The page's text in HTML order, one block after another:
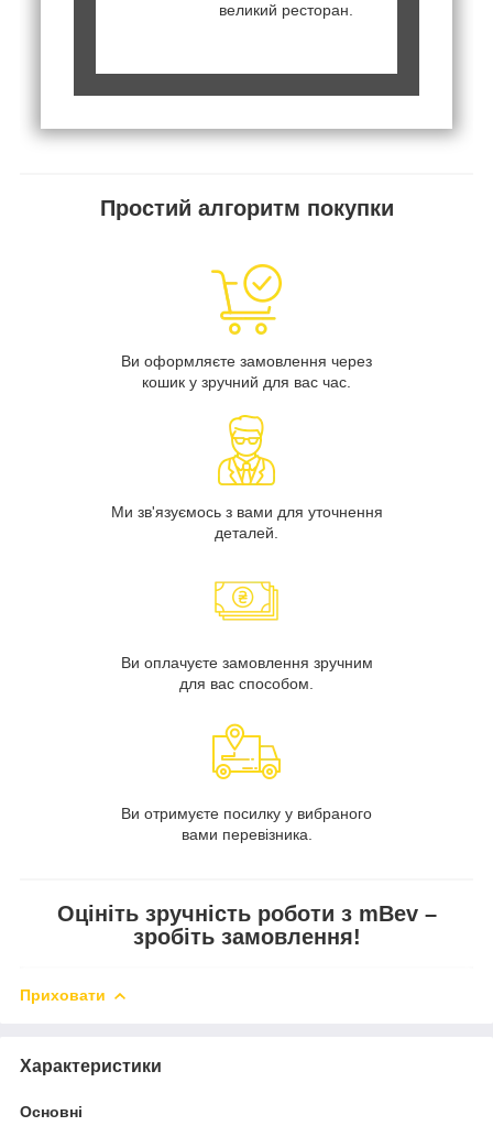
великий ресторан.
Простий алгоритм покупки
Ви оформляєте замовлення через
кошик у зручний для вас час.
Ми зв'язуємось з вами для уточнення
деталей.
Ви оплачуєте замовлення зручним
для вас способом.
Ви отримуєте посилку у вибраного
вами перевізника.
Оцініть зручність роботи з mBev –
зробіть замовлення!
Приховати
Характеристики
Основні